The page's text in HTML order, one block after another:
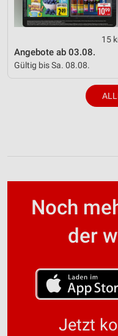
15
Angebote ab 03.08.
Gültig bis Sa. 08.08.
Noch
der
Jetzt